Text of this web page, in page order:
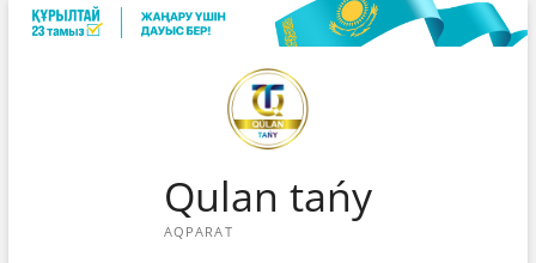
Skip
Qulan tańy
AQPARAT